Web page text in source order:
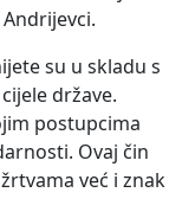
su u skladu s
države.
postupcima
Ovaj čin
već i znak